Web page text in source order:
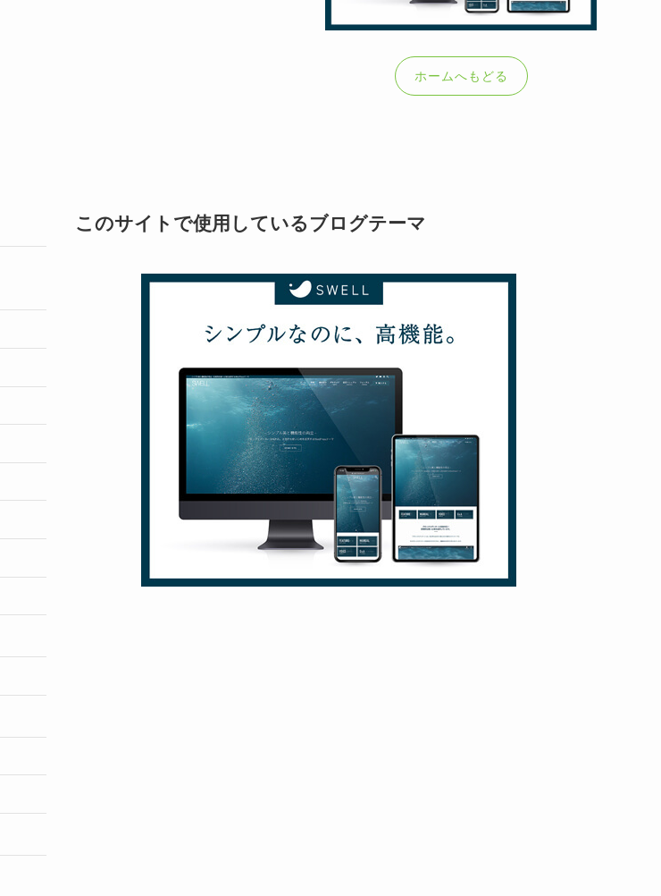
ホームへもどる
このサイトで使用しているブログテーマ